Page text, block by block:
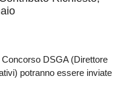
DSGA (Direttore
potranno essere inviate